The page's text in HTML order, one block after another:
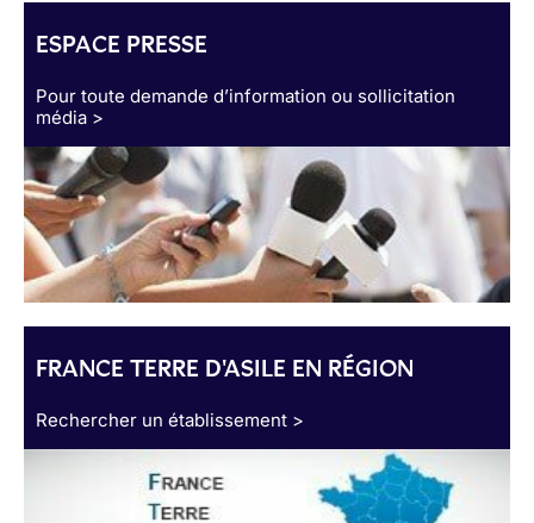
ESPACE PRESSE
Pour toute demande d’information ou sollicitation
média >
FRANCE TERRE D'ASILE EN RÉGION
Rechercher un établissement >